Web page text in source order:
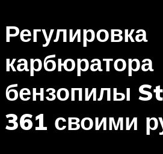
Регулировка
карбюратора
бензопилы
361 своими